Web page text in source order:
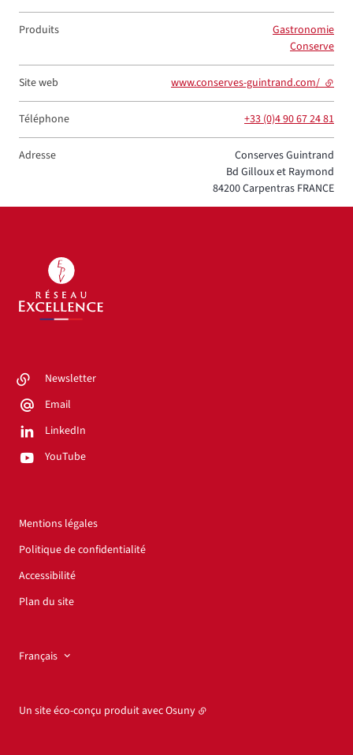
Produits
Gastronomie
Conserve
Site web www.conserves-guintrand.com/- lien
Téléphone +33 (0)4 90 67 24 81
Adresse
Conserves Guintrand
Bd Gilloux et Raymond
84200Carpentras FRANCE
Newsletter
Email
LinkedIn
YouTube
Mentions légales
Politique de confidentialité
Accessibilité
Plan du site
Français
Un site éco-conçu produit avecOsuny